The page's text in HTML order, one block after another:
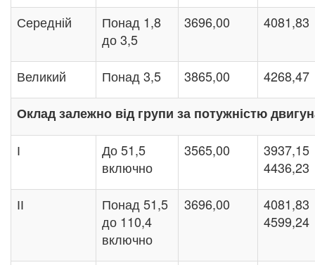
Середній
Понад 1,8
до 3,5
3696,00 4081,83
Великий Понад 3,5 3865,00 4268,47
Оклад залежно від групи за потужністю
І
До 51,5
включно
3565,00
3937,15
4436,23
ІІ
Понад 51,5
до 110,4
включно
3696,00
4081,83
4599,24